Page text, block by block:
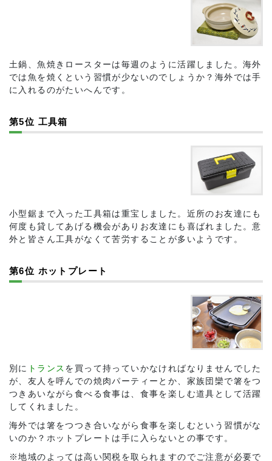
土鍋、魚焼きロースターは毎週のように活躍しました。海外
では魚を焼くという習慣が少ないのでしょうか？海外では手
に入れるのがたいへんです。
第5位 工具箱
小型鋸まで入った工具箱は重宝しました。近所のお友達にも
何度も貸してあげる機会がありお友達にも喜ばれました。意
外と皆さん工具がなくて苦労することが多いようです。
第6位 ホットプレート
別に トランス を買って持っていかなければなりませんでした
が、友人を呼んでの焼肉パーティーとか、家族団欒で箸をつ
つきあいながら食べる食事は、食事を楽しむ道具として活躍
してくれました。
海外では箸をつつき合いながら食事を楽しむという習慣がな
いのか？ホットプレートは手に入らないとの事です。
※地域のよっては高い関税を取られますのでご注意が必要で